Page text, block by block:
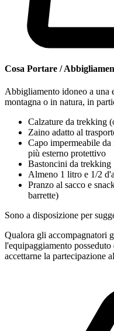
Cosa Portare /
Abbigliamento idoneo a una
montagna o in natura, in
Calzature da trekking
Zaino adatto al
Capo impermeabile da
più esterno protettivo
Bastoncini da trekking
Almeno 1 litro e 1/2
Pranzo al sacco e
barrette)
Sono a disposizione per
Qualora gli accompagnatori
l'equipaggiamento
accettarne la partecipazione